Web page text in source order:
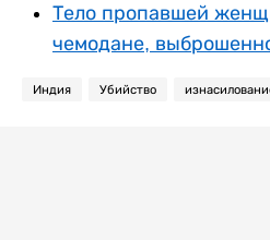
Тело пропавшей
чемодане,
Индия Убийство